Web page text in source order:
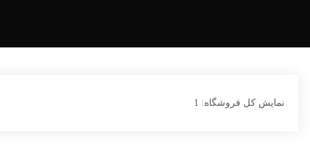
نمایش کل فروشگاه: 1